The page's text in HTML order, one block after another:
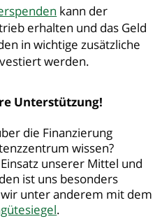
kann der
erhalten und das Geld
in wichtige zusätzliche
werden.
Unterstützung!
die Finanzierung
wissen?
unserer Mittel und
ist uns besonders
unter anderem mit dem
.